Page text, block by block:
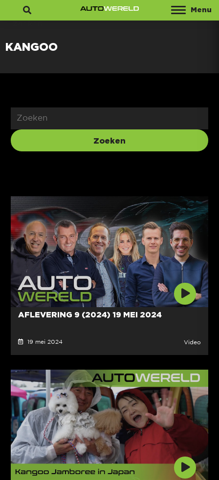
Menu
KANGOO
AFLEVERING 9 (2024) 19 MEI 2024
19 mei 2024 Video